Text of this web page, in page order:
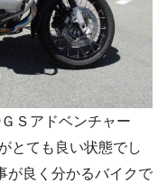
Ｓアドベンチャー
とても良い状態でし
が良く分かるバイクで